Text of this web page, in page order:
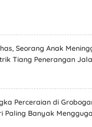
Seorang Anak
Tiang Penerangan
Perceraian di
Paling Banyak